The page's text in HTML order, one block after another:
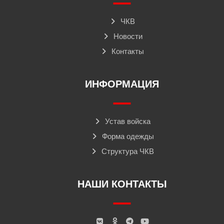
ЧКВ
Новости
Контакты
ИНФОРМАЦИЯ
Устав войска
Форма одежды
Структура ЧКВ
НАШИ КОНТАКТЫ